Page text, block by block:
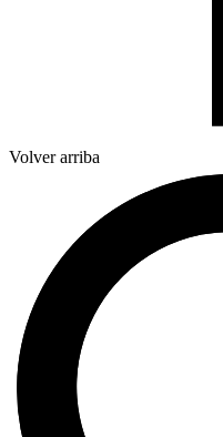
Volver arriba